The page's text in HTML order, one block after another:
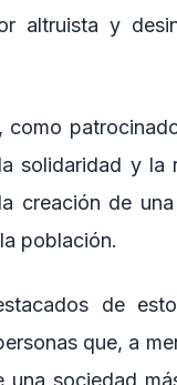
altruista y
como
solidaridad y la
creación de
población.
de
que, a
sociedad